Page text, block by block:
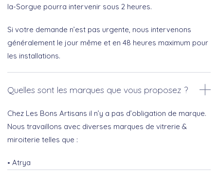
la-Sorgue pourra intervenir sous 2 heures.
Si votre demande n’est pas urgente, nous intervenons
généralement le jour même et en 48 heures maximum pour
les installations.
Quelles sont les marques que vous proposez ?
Chez Les Bons Artisans il n’y a pas d’obligation de marque.
Nous travaillons avec diverses marques de vitrerie &
miroiterie telles que :
Atrya